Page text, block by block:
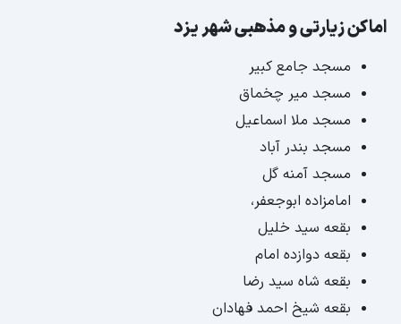
اماکن زیارتی و مذهبی شهر یزد
مسجد جامع کبیر
مسجد میر چخماق
مسجد ملا اسماعیل
مسجد بندر آباد
مسجد آمنه گل
امامزاده ابوجعفر،
بقعه سید خلیل
بقعه دوازده امام
بقعه شاه سید رضا
بقعه شیخ احمد فهادان